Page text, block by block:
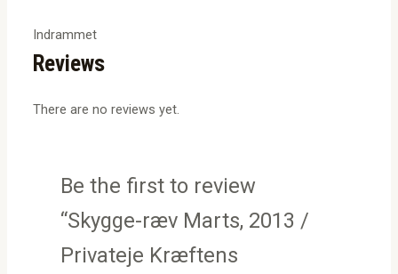
Indrammet
Reviews
There are no reviews yet.
Be the first to review
“Skygge-ræv Marts, 2013 /
Privateje Kræftens